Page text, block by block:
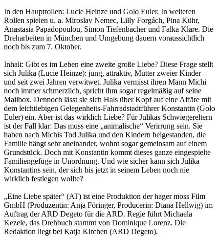
In den Hauptrollen: Lucie Heinze und Golo Euler. In weiteren
Rollen spielen u. a. Miroslav Nemec, Lilly Forgách, Pina Kühr,
Anastasia Papadopoulou, Simon Tiefenbacher und Falka Klare. Die
Dreharbeiten in München und Umgebung dauern voraussichtlich
noch bis zum 7. Oktober.
Inhalt: Gibt es im Leben eine zweite große Liebe? Diese Frage stellt
sich Julika (Lucie Heinze): jung, attraktiv, Mutter zweier Kinder –
und seit zwei Jahren verwitwet. Julika vermisst ihren Mann Michi
noch immer schmerzlich, spricht ihm sogar regelmäßig auf seine
Mailbox. Dennoch lässt sie sich Hals über Kopf auf eine Affäre mit
dem leichtlebigen Gelegenheits-Fahrradstadtführer Konstantin (Golo
Euler) ein. Aber ist das wirklich Liebe? Für Julikas Schwiegereltern
ist der Fall klar: Das muss eine „animalische“ Verirrung sein. Sie
haben nach Michis Tod Julika und den Kindern beigestanden, die
Familie hängt sehr aneinander, wohnt sogar gemeinsam auf einem
Grundstück. Doch mit Konstantin kommt dieses ganze eingespielte
Familiengefüge in Unordnung. Und wie sicher kann sich Julika
Konstantins sein, der sich bis jetzt in seinem Leben noch nie
wirklich festlegen wollte?
„Eine Liebe später“ (AT) ist eine Produktion der hager moss Film
GmbH (Produzentin: Anja Föringer, Producerin: Diana Hellwig) im
Auftrag der ARD Degeto für die ARD. Regie führt Michaela
Kezele, das Drehbuch stammt von Dominique Lorenz. Die
Redaktion liegt bei Katja Kirchen (ARD Degeto).